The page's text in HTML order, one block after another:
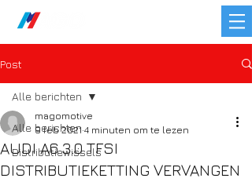
Post
Alle berichten
Distributiewissels
Alle berichten
AUDI A6 3.0 TFSI
DISTRIBUTIEKETTING VERVANGEN
magomotive
9 feb 2021 4 minuten om te lezen